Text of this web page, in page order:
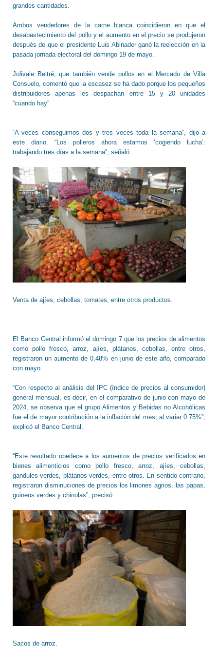
grandes cantidades.
Ambos vendedores de la carne blanca coincidieron en que el
desabastecimiento del pollo y el aumento en el precio se produjeron
después de que el presidente Luis Abinader ganó la reelección en la
pasada jornada electoral del domingo 19 de mayo.
Jolivale Beltré, que también vende pollos en el Mercado de Villa
Consuelo, comentó que la escasez se ha dado porque los pequeños
distribuidores apenas les despachan entre 15 y 20 unidades
“cuando hay”.
“A veces conseguimos dos y tres veces toda la semana”, dijo a
este diario. “Los polleros ahora estamos ‘cogiendo lucha’:
trabajando tres días a la semana”, señaló.
Venta de ajíes, cebollas, tomates, entre otros productos.
El Banco Central informó el domingo 7 que los precios de alimentos
como pollo fresco, arroz, ajíes, plátanos, cebollas, entre otros,
registraron un aumento de 0.48% en junio de este año, comparado
con mayo.
“Con respecto al análisis del IPC (índice de precios al consumidor)
general mensual, es decir, en el comparativo de junio con mayo de
2024, se observa que el grupo Alimentos y Bebidas no Alcohólicas
fue el de mayor contribución a la inflación del mes, al variar 0.75%”,
explicó el Banco Central.
“Este resultado obedece a los aumentos de precios verificados en
bienes alimenticios como pollo fresco, arroz, ajíes, cebollas,
gandules verdes, plátanos verdes, entre otros. En sentido contrario,
registraron disminuciones de precios los limones agrios, las papas,
guineos verdes y chinolas”, precisó.
Sacos de arroz.